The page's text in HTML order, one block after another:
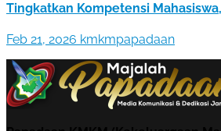
Tingkatkan Kompetensi
Feb 21, 2026 kmkmpapadaan